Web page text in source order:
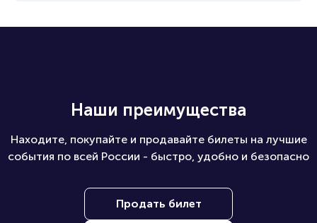
Наши преимущества
Находите, покупайте и продавайте билеты на лучшие
события по всей России - быстро, удобно и безопасно
Продать билет